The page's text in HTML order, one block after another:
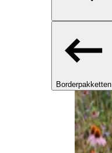
Borderpakketten